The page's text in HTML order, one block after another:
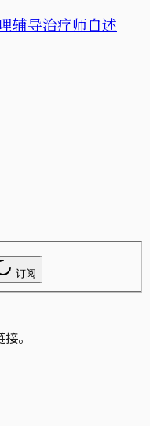
辅导治疗师自述
订阅
。